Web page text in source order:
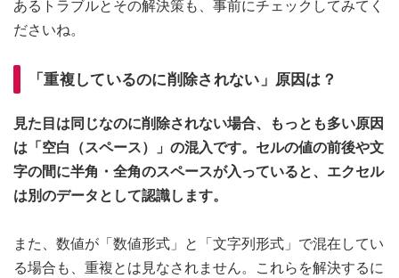
あるトラブルとその解決策も、事前にチェックしてみてく
ださいね。
「重複しているのに削除されない」原因は？
見た目は同じなのに削除されない場合、もっとも多い原因
は「空白（スペース）」の混入です。セルの値の前後や文
字の間に半角・全角のスペースが入っていると、エクセル
は別のデータとして認識します。
また、数値が「数値形式」と「文字列形式」で混在してい
る場合も、重複とは見なされません。これらを解決するに